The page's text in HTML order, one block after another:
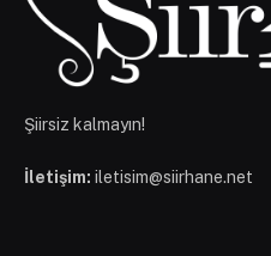
Şiirsiz kalmayın!
İletişim: iletisim@siirhane.net